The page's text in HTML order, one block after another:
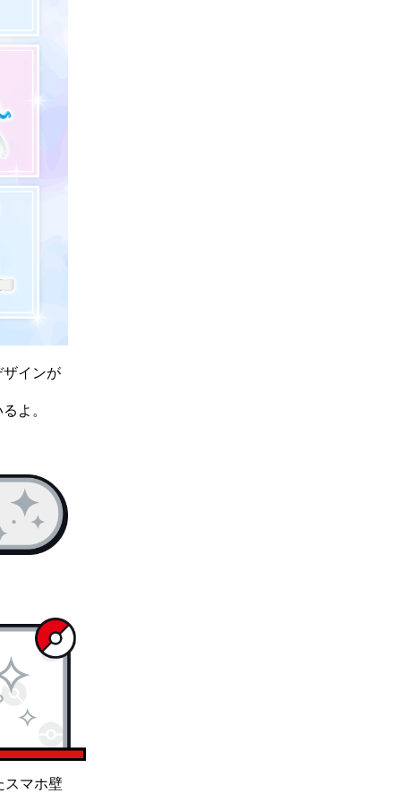
ザインが
よ。
スマホ壁